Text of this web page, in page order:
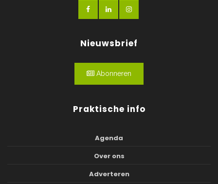
Nieuwsbrief
Abonneren
Praktische info
Agenda
Over ons
Adverteren